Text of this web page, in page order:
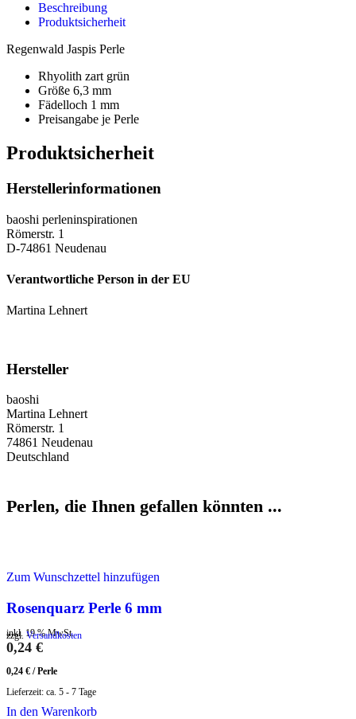
Beschreibung
Produktsicherheit
Regenwald Jaspis Perle
Rhyolith zart grün
Größe 6,3 mm
Fädelloch 1 mm
Preisangabe je Perle
Produktsicherheit
Herstellerinformationen
baoshi perleninspirationen
Römerstr. 1
D-74861 Neudenau
Verantwortliche Person in der EU
Martina Lehnert
Hersteller
baoshi
Martina Lehnert
Römerstr. 1
74861 Neudenau
Deutschland
Perlen, die Ihnen gefallen könnten ...
Zum Wunschzettel hinzufügen
Rosenquarz Perle 6 mm
inkl. 19 % MwSt.
zzgl. Versandkosten
0,24 €
0,24 € /Perle
Lieferzeit: ca. 5 - 7 Tage
In den Warenkorb